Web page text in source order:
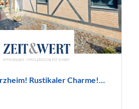
Rustikaler Charme!…